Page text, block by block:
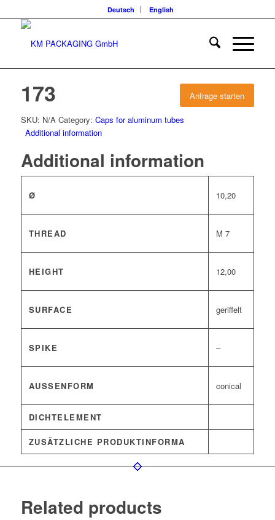
Deutsch English
Anfrage starten
173
SKU: N/A Category: Caps for aluminum tubes
Additional information
Additional information
Ø 10,20
THREAD M 7
HEIGHT 12,00
SURFACE geriffelt
SPIKE –
AUSSENFORM conical
DICHTELEMENT
ZUSÄTZLICHE PRODUKTINFORMA
Related products